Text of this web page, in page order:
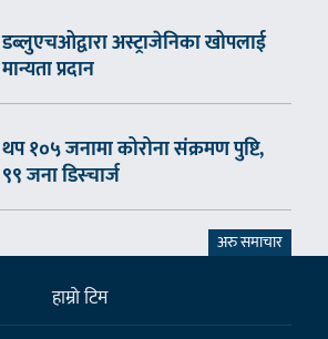
डब्लुएचओद्वारा अस्ट्राजेनिका खोपलाई
मान्यता प्रदान
थप १०५ जनामा कोरोना संक्रमण पुष्टि,
९९ जना डिस्चार्ज
अरु समाचार
हाम्राे टिम